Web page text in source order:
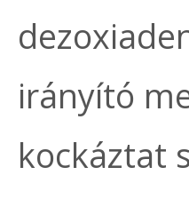
irányító
kockáztat